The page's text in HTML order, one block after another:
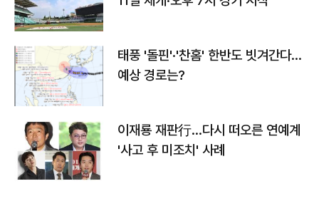
태풍 '돌핀'·'찬홈' 한반도 빗겨간다…
예상 경로는?
이재룡 재판行…다시 떠오른 연예계
'사고 후 미조치' 사례